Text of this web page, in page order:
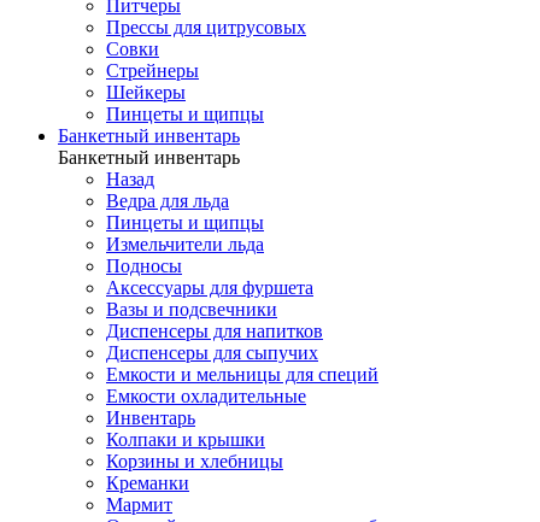
Питчеры
Прессы для цитрусовых
Совки
Стрейнеры
Шейкеры
Пинцеты и щипцы
Банкетный инвентарь
Банкетный инвентарь
Назад
Ведра для льда
Пинцеты и щипцы
Измельчители льда
Подносы
Аксессуары для фуршета
Вазы и подсвечники
Диспенсеры для напитков
Диспенсеры для сыпучих
Емкости и мельницы для специй
Емкости охладительные
Инвентарь
Колпаки и крышки
Корзины и хлебницы
Креманки
Мармит